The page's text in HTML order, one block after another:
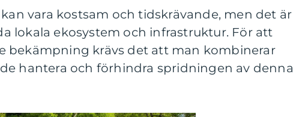
vara kostsam och tidskrävande, men det är
lokala ekosystem och infrastruktur. För att
bekämpning krävs det att man kombinerar
hantera och förhindra spridningen av denna